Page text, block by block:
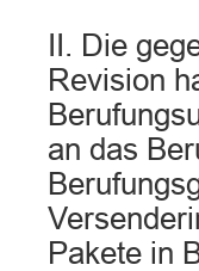
II. Die
Revision
an das
Pakete in